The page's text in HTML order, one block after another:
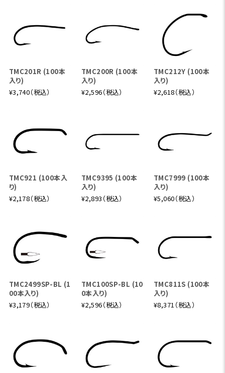
TMC201R (100本
入り)
¥3,740（税込）
TMC200R (100本
入り)
¥2,596（税込）
TMC212Y (100本
入り)
¥2,618（税込）
TMC921 (100本入
り)
¥2,178（税込）
TMC9395 (100本
入り)
¥2,893（税込）
TMC7999 (100本
入り)
¥5,060（税込）
TMC2499SP-BL (1
00本入り)
¥3,179（税込）
TMC100SP-BL (10
0本入り)
¥2,596（税込）
TMC811S (100本
入り)
¥8,371（税込）